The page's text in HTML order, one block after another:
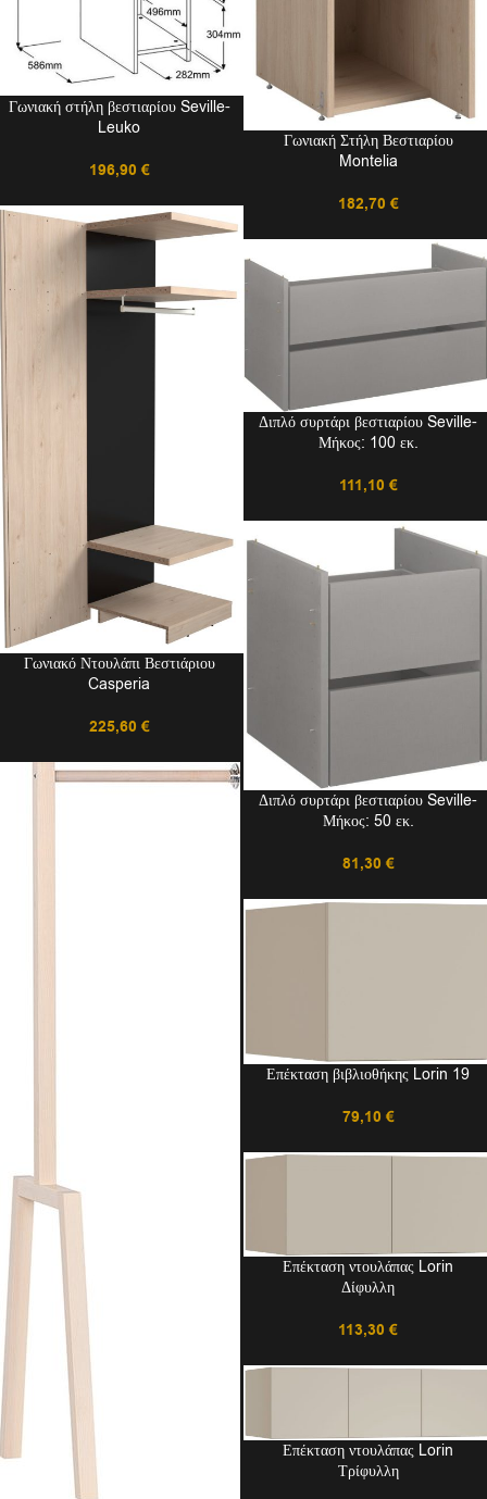
Γωνιακή Στήλη Βεστιαρίου
Montelia
182,70 €
Γωνιακή στήλη βεστιαρίου Seville-
Leuko
196,90 €
Γωνιακό Ντουλάπι Βεστιάριου
Casperia
225,60 €
Διπλό συρτάρι βεστιαρίου Seville-
Μήκος: 100 εκ.
111,10 €
Διπλό συρτάρι βεστιαρίου Seville-
Μήκος: 50 εκ.
81,30 €
Επέκταση βιβλιοθήκης Lorin 19
79,10 €
Επέκταση ντουλάπας Lorin
Δίφυλλη
113,30 €
Επέκταση ντουλάπας Lorin
Τρίφυλλη